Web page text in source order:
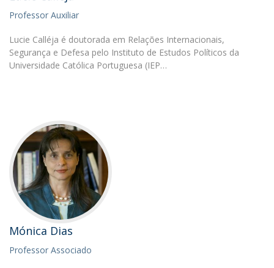
Professor Auxiliar
Lucie Calléja é doutorada em Relações Internacionais,
Segurança e Defesa pelo Instituto de Estudos Políticos da
Universidade Católica Portuguesa (IEP…
Mónica Dias
Professor Associado